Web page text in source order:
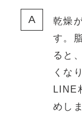
乾燥
す。
ると
くな
LINE
めし